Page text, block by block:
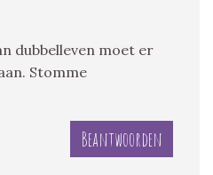
dubbelleven moet er
Stomme
Beantwoorden